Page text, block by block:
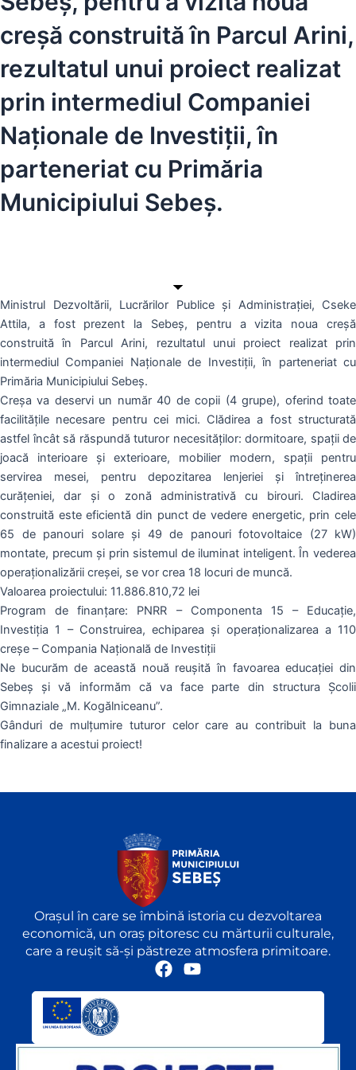
creșă construită în Parcul Arini,
rezultatul unui proiect realizat
prin intermediul Companiei
Naționale de Investiții, în
parteneriat cu Primăria
Municipiului Sebeș.
Ministrul Dezvoltării, Lucrărilor Publice și Administrației, Cseke
Attila, a fost prezent la Sebeș, pentru a vizita noua creșă
construită în Parcul Arini, rezultatul unui proiect realizat prin
intermediul Companiei Naționale de Investiții, în parteneriat cu
Primăria Municipiului Sebeș.
Creșa va deservi un număr 40 de copii (4 grupe), oferind toate
facilitățile necesare pentru cei mici. Clădirea a fost structurată
astfel încât să răspundă tuturor necesităților: dormitoare, spații de
joacă interioare și exterioare, mobilier modern, spații pentru
servirea mesei, pentru depozitarea lenjeriei și întreținerea
curățeniei, dar și o zonă administrativă cu birouri. Cladirea
construită este eficientă din punct de vedere energetic, prin cele
65 de panouri solare și 49 de panouri fotovoltaice (27 kW)
montate, precum și prin sistemul de iluminat inteligent. În vederea
operaționalizării creșei, se vor crea 18 locuri de muncă.
Valoarea proiectului: 11.886.810,72 lei
Program de finanțare: PNRR – Componenta 15 – Educație,
Investiția 1 – Construirea, echiparea și operaționalizarea a 110
creșe – Compania Națională de Investiții
Ne bucurăm de această nouă reușită în favoarea educației din
Sebeș și vă informăm că va face parte din structura Școlii
Gimnaziale „M. Kogălniceanu”.
Gânduri de mulțumire tuturor celor care au contribuit la buna
finalizare a acestui proiect!
Orașul în care se îmbină istoria cu dezvoltarea
economică, un oraș pitoresc cu mărturii culturale,
care a reușit să-și păstreze atmosfera primitoare.
F
a
Y
o